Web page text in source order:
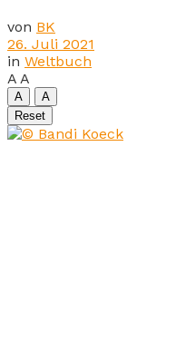
von BK
26. Juli 2021
in Weltbuch
A A
A
A
Reset